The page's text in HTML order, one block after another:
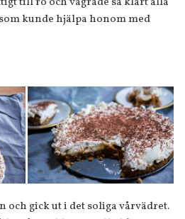
kunde hjälpa honom med
och gick ut i det soliga vårvädret.